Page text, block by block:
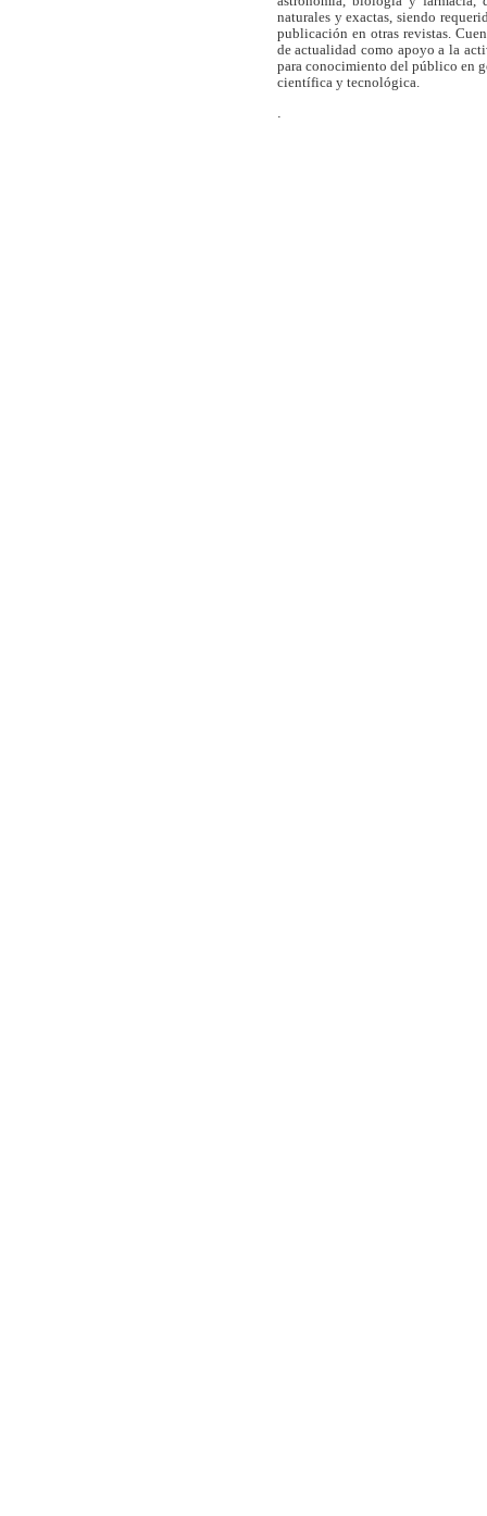
naturales y exactas, siendo
publicación en otras revistas.
de actualidad como apoyo a la
para conocimiento del público en
científica y tecnológica.